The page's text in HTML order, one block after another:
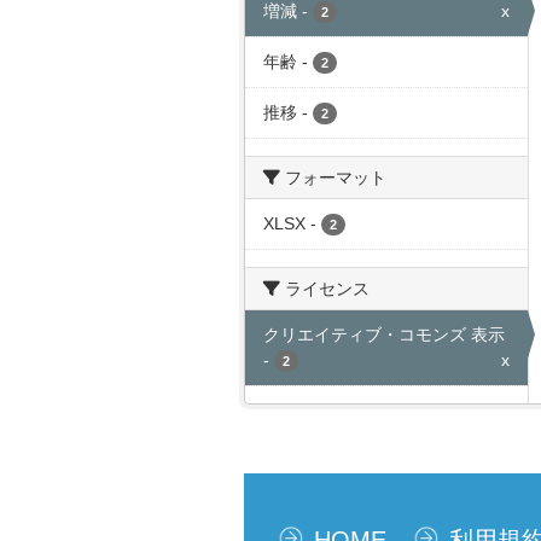
増減 - 2 x
年齢 - 2
推移 - 2
フォーマット
XLSX - 2
ライセンス
クリエイティブ・コモンズ 表示
-
2 x